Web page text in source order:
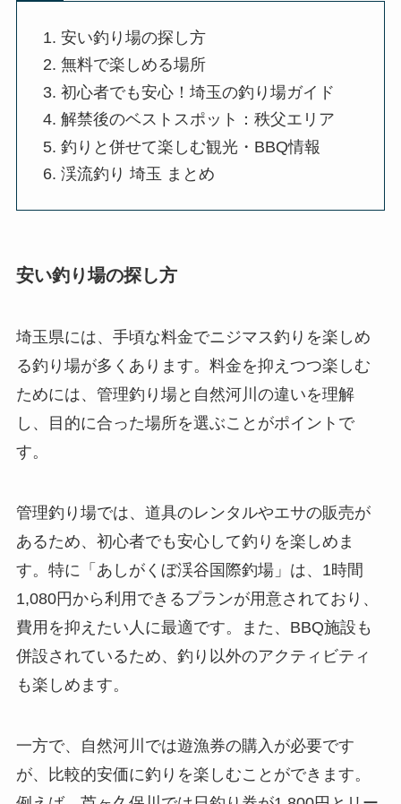
安い釣り場の探し方
無料で楽しめる場所
初心者でも安心！埼玉の釣り場ガイド
解禁後のベストスポット：秩父エリア
釣りと併せて楽しむ観光・BBQ情報
渓流釣り 埼玉 まとめ
安い釣り場の探し方
埼玉県には、手頃な料金でニジマス釣りを楽しめ
る釣り場が多くあります。料金を抑えつつ楽しむ
ためには、管理釣り場と自然河川の違いを理解
し、目的に合った場所を選ぶことがポイントで
す。
管理釣り場では、道具のレンタルやエサの販売が
あるため、初心者でも安心して釣りを楽しめま
す。特に「あしがくぼ渓谷国際釣場」は、1時間
1,080円から利用できるプランが用意されており、
費用を抑えたい人に最適です。また、BBQ施設も
併設されているため、釣り以外のアクティビティ
も楽しめます。
一方で、自然河川では遊漁券の購入が必要です
が、比較的安価に釣りを楽しむことができます。